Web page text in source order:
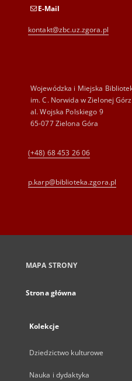
E-Mail
kontakt@zbc.uz.zgora.pl
Wojewódzka i Miejska
im. C. Norwida w Zielonej
al. Wojska Polskiego 9
65-077 Zielona Góra
(+48) 68 453 26 06
p.karp@biblioteka.zgora.pl
MAPA STRONY
Strona główna
Kolekcje
Dziedzictwo kulturowe
Nauka i dydaktyka